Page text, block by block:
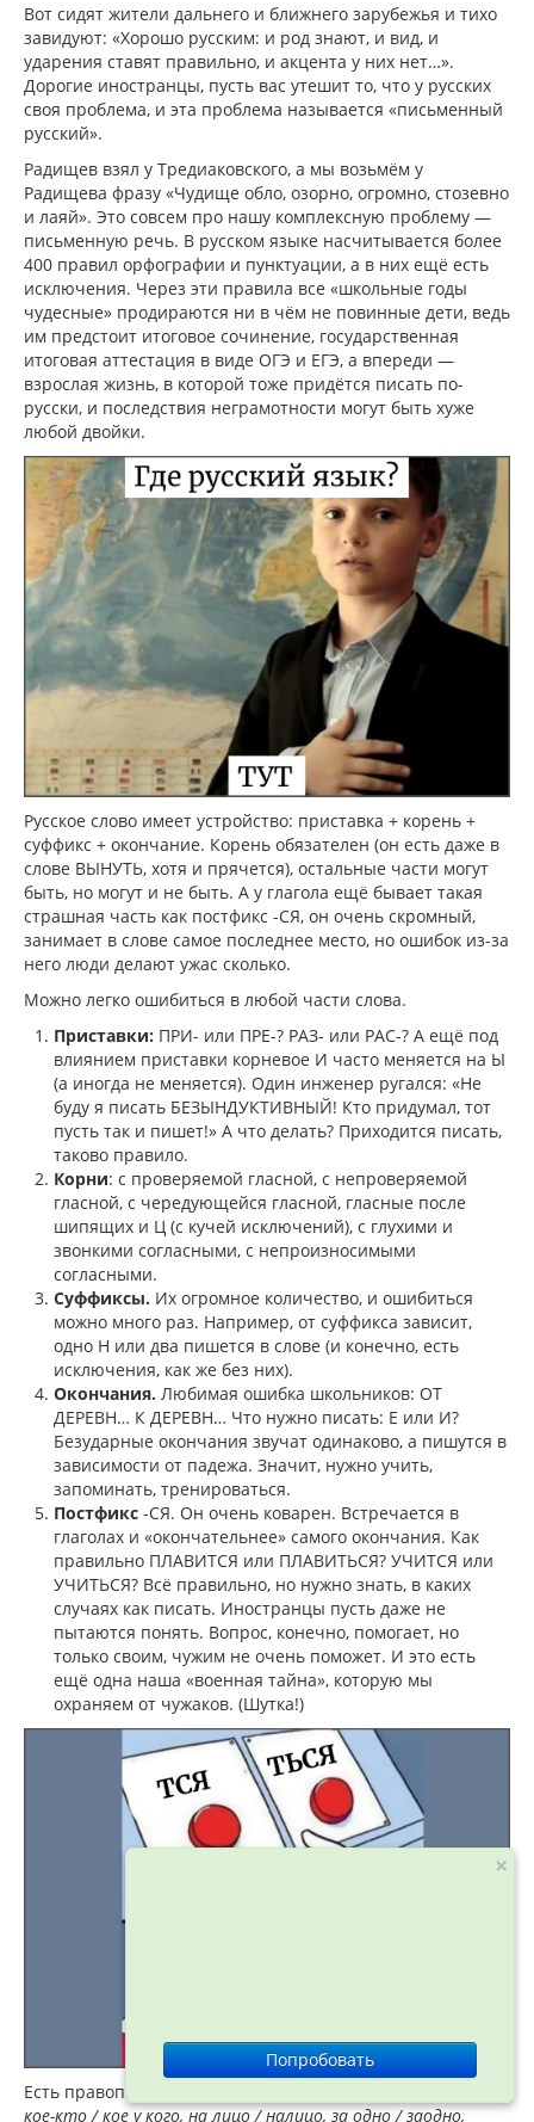
Вот сидят жители дальнего и ближнего зарубежья и тихо
завидуют: «Хорошо русским: и род знают, и вид, и
ударения ставят правильно, и акцента у них нет…».
Дорогие иностранцы, пусть вас утешит то, что у русских
своя проблема, и эта проблема называется «письменный
русский».
Радищев взял у Тредиаковского, а мы возьмём у
Радищева фразу «Чудище обло, озорно, огромно, стозевно
и лаяй». Это совсем про нашу комплексную проблему —
письменную речь. В русском языке насчитывается более
400 правил орфографии и пунктуации, а в них ещё есть
исключения. Через эти правила все «школьные годы
чудесные» продираются ни в чём не повинные дети, ведь
им предстоит итоговое сочинение, государственная
итоговая аттестация в виде ОГЭ и ЕГЭ, а впереди —
взрослая жизнь, в которой тоже придётся писать по-
русски, и последствия неграмотности могут быть хуже
любой двойки.
Русское слово имеет устройство: приставка + корень +
суффикс + окончание. Корень обязателен (он есть даже в
слове ВЫНУТЬ, хотя и прячется), остальные части могут
быть, но могут и не быть. А у глагола ещё бывает такая
страшная часть как постфикс -СЯ, он очень скромный,
занимает в слове самое последнее место, но ошибок из-за
него люди делают ужас сколько.
Можно легко ошибиться в любой части слова.
Приставки: ПРИ- или ПРЕ-? РАЗ- или РАС-? А ещё под
влиянием приставки корневое И часто меняется на Ы
(а иногда не меняется). Один инженер ругался: «Не
буду я писать БЕЗЫНДУКТИВНЫЙ! Кто придумал, тот
пусть так и пишет!» А что делать? Приходится писать,
таково правило.
Корни: с проверяемой гласной, с непроверяемой
гласной, с чередующейся гласной, гласные после
шипящих и Ц (с кучей исключений), с глухими и
звонкими согласными, с непроизносимыми
согласными.
Суффиксы. Их огромное количество, и ошибиться
можно много раз. Например, от суффикса зависит,
одно Н или два пишется в слове (и конечно, есть
исключения, как же без них).
Окончания. Любимая ошибка школьников: ОТ
ДЕРЕВН… К ДЕРЕВН… Что нужно писать: Е или И?
Безударные окончания звучат одинаково, а пишутся в
зависимости от падежа. Значит, нужно учить,
запоминать, тренироваться.
Постфикс -СЯ. Он очень коварен. Встречается в
глаголах и «окончательнее» самого окончания. Как
правильно ПЛАВИТСЯ или ПЛАВИТЬСЯ? УЧИТСЯ или
УЧИТЬСЯ? Всё правильно, но нужно знать, в каких
случаях как писать. Иностранцы пусть даже не
пытаются понять. Вопрос, конечно, помогает, но
только своим, чужим не очень поможет. И это есть
ещё одна наша «военная тайна», которую мы
охраняем от чужаков. (Шутка!)
Есть правописание слитное, полуслитное и раздельное:
кое-кто / кое у кого, на лицо / налицо, за одно / заодно,
×
Попробовать